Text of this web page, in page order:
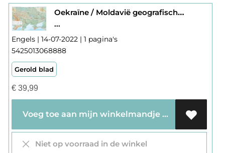
Oekraïne / Moldavië geografisch wandkaart
...
Engels | 14-07-2022 | 1 pagina's
5425013068888
Gerold blad
€39,99
Voeg toe aan mijn winkelmandje
Niet op voorraad in de winkel